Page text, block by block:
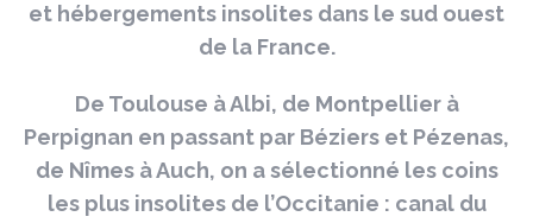
et hébergements insolites dans le sud ouest
de la France.
De Toulouse à Albi, de Montpellier à
Perpignan en passant par Béziers et Pézenas,
de Nîmes à Auch, on a sélectionné les coins
les plus insolites de l’Occitanie : canal du